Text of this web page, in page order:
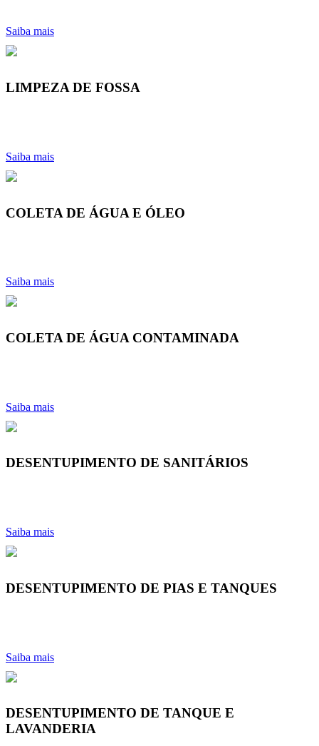
Saiba mais
LIMPEZA DE FOSSA
Saiba mais
COLETA DE ÁGUA E ÓLEO
Saiba mais
COLETA DE ÁGUA CONTAMINADA
Saiba mais
DESENTUPIMENTO DE SANITÁRIOS
Saiba mais
DESENTUPIMENTO DE PIAS E TANQUES
Saiba mais
DESENTUPIMENTO DE TANQUE E
LAVANDERIA